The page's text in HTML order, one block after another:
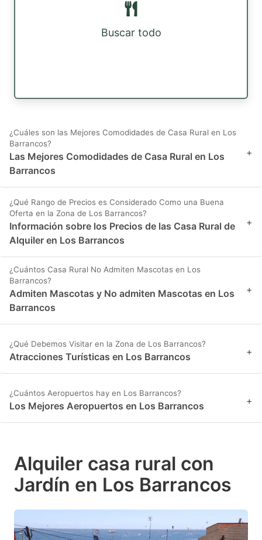
Buscar todo
¿Cuáles son las Mejores Comodidades de Casa Rural en Los
Barrancos?
Las Mejores Comodidades de Casa Rural en Los
Barrancos
+
¿Qué Rango de Precios es Considerado Como una Buena
Oferta en la Zona de Los Barrancos?
Información sobre los Precios de las Casa Rural de
Alquiler en Los Barrancos
+
¿Cuántos Casa Rural No Admiten Mascotas en Los
Barrancos?
Admiten Mascotas y No admiten Mascotas en Los
Barrancos
+
¿Qué Debemos Visitar en la Zona de Los Barrancos?
Atracciones Turísticas en Los Barrancos +
¿Cuántos Aeropuertos hay en Los Barrancos?
Los Mejores Aeropuertos en Los Barrancos +
Alquiler casa rural con
Jardín en Los Barrancos